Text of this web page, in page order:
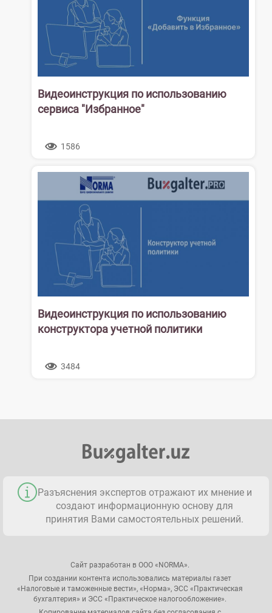
Видеоинструкция по использованию
сервиса "Избранное"
1586
Видеоинструкция по использованию
конструктора учетной политики
3484
Разъяснения экспертов отражают их мнение и
создают информационную основу для
принятия Вами самостоятельных решений.
Сайт разработан в ООО «NORMA».
При создании контента использовались материалы газет
«Налоговые и таможенные вести», «Норма», ЭСС «Практическая
бухгалтерия» и ЭСС «Практическое налогообложение».